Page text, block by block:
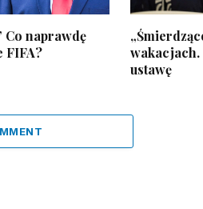
Co naprawdę
FIFA?
wakacjach.
ustawę